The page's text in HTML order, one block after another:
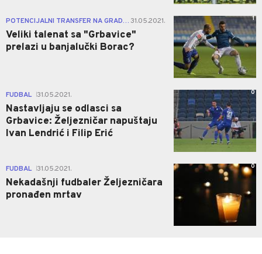
POTENCIJALNI TRANSFER NA GRADSKI STADION31.05.2021.
Veliki talenat sa "Grbavice"
prelazi u banjalučki Borac?
1
FUDBAL 31.05.2021.
Nastavljaju se odlasci sa
Grbavice: Željezničar napuštaju
Ivan Lendrić i Filip Erić
0
FUDBAL 31.05.2021.
Nekadašnji fudbaler Željezničara
pronađen mrtav
0